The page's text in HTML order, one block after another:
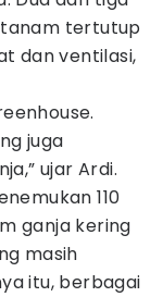
tanam tertutup
dan ventilasi,
juga
ujar Ardi.
110
ganja kering
masih
itu, berbagai